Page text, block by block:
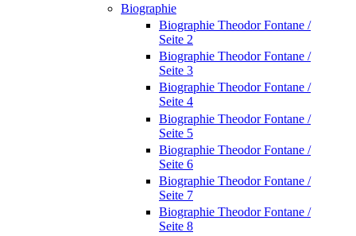
Biographie
Biographie Theodor Fontane /
Seite 2
Biographie Theodor Fontane /
Seite 3
Biographie Theodor Fontane /
Seite 4
Biographie Theodor Fontane /
Seite 5
Biographie Theodor Fontane /
Seite 6
Biographie Theodor Fontane /
Seite 7
Biographie Theodor Fontane /
Seite 8